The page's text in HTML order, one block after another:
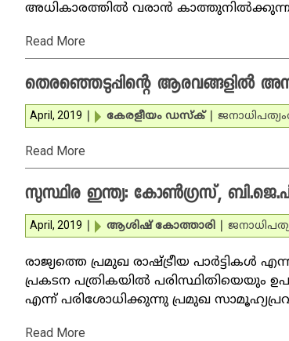
അധികാരത്തില്‍ വരാന്‍
Read More
തെരഞ്ഞെടുപ്പിന്റെ ആരവങ്ങളില്‍
April, 2019 കേരളീയം ഡസ്ക് ജനാധിപത്യം
Read More
സുസ്ഥിര ഇന്ത്യ: കോണ്‍ഗ്രസ്,
April, 2019 ആശിഷ് കോത്താരി
രാജ്യത്തെ പ്രമുഖ രാഷ്ട്രീയ
പ്രകടന പത്രികയില്‍ പരിസ്ഥിതിയെയും
എന്ന് പരിശോധിക്കുന്നു പ്രമുഖ
Read More